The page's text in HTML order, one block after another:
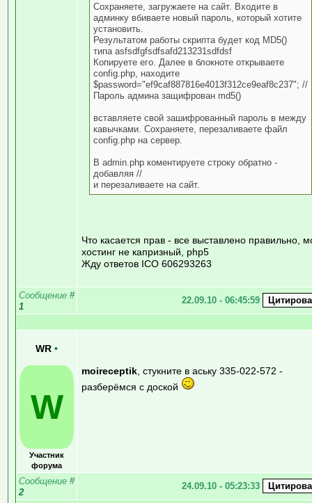
Сохраняете, загружаете на сайт. Входите в
админку вбиваете новый пароль, который хотите
установить.
Результатом работы скрипта будет код MD5()
типа asfsdfgfsdfsafd213231sdfdsf
Копируете его. Далее в блокноте открываете
config.php, находите
$password="ef9caf887816e4013f312ce9eaf8c237"; //
Пароль админа защифрован md5()
вставляете свой зашифрованный пароль в между
кавычками. Сохраняете, перезаливаете файл
config.php на сервер.
В admin.php коментируете строку обратно -
добавляя //
и перезаливаете на сайт.
Что касается прав - все выставлено правильно,
хостинг не капризный, php5
Жду ответов ICO 606293263
Сообщение #
1
22.09.10 - 06:45:59
WR •
W
Участник
форума
moireceptik , стукните в аську 335-022-572 -
разберёмся с доской
Сообщение #
2
24.09.10 - 05:23:33